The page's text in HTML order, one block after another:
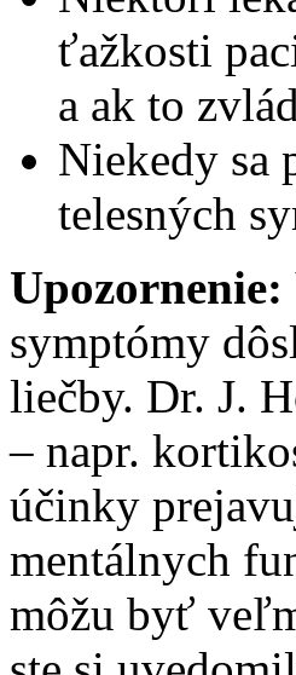
ťažkosti
a ak to
Niekedy sa
telesných
Upozornenie:
symptómy
liečby. Dr. J.
– napr.
účinky
mentálnych
môžu byť